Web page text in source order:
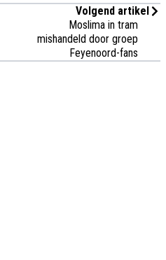
Volgend artikel
Moslima in tram
mishandeld door groep
Feyenoord-fans